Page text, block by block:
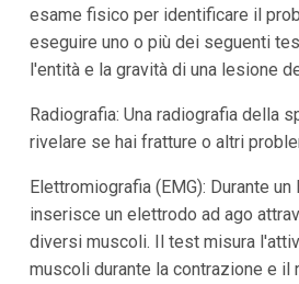
esame fisico per identificare il
eseguire uno o più dei seguenti
l'entità e la gravità di una lesione
Radiografia: Una radiografia della
rivelare se hai fratture o altri
Elettromiografia (EMG): Durante
inserisce un elettrodo ad ago
diversi muscoli. Il test misura
muscoli durante la contrazione e il